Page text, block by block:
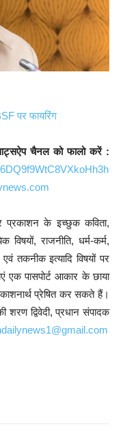
पर फायरिंग
चैनल को फालो करें :
प्रकाशन के इच्छुक कविता,
राजनीति, धर्म-कर्म,
तकनीक इत्यादि विषयों पर
एक पासपोर्ट आकार के छाया
प्रेषित कर सकते हैं।
द्विवेदी, प्रधान संपादक